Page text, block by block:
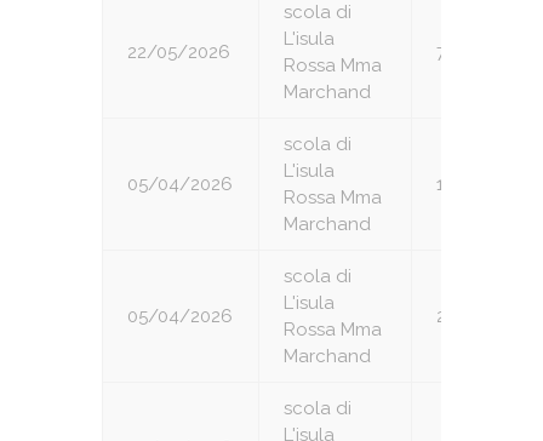
22/05/2026
scola di
L'isula
Rossa Mma
Marchand
7
05/04/2026
scola di
L'isula
Rossa Mma
Marchand
1
05/04/2026
scola di
L'isula
Rossa Mma
Marchand
2
scola di
L'isula